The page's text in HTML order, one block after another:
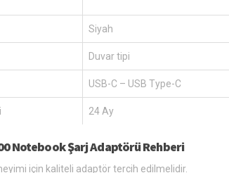
Siyah
Duvar tipi
USB-C – USB Type-C
24 Ay
Notebook Şarj Adaptörü Rehberi
için kaliteli adaptör tercih edilmelidir.